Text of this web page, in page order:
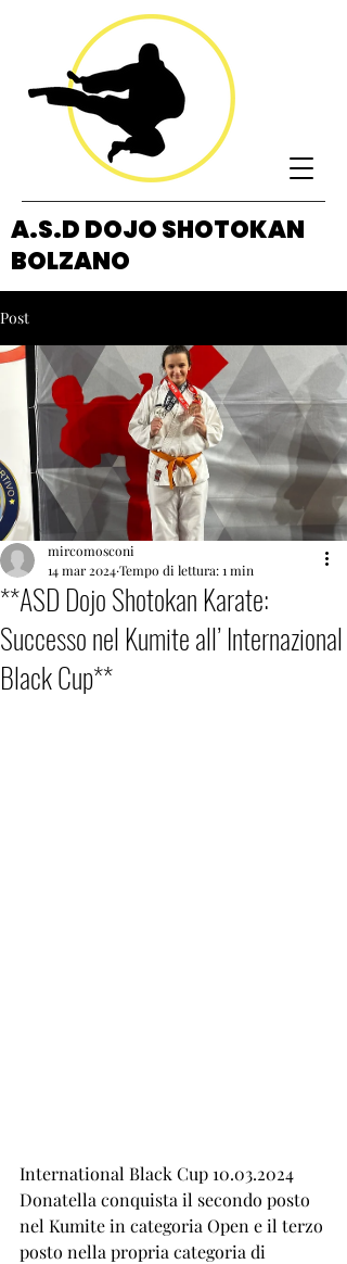
A.S.D DOJO SHOTOKAN
BOLZANO
Post
**ASD Dojo Shotokan Karate:
Successo nel Kumite all’ Internazional
Black Cup**
mircomosconi
14 mar 2024Tempo di lettura: 1 min
International Black Cup 10.03.2024
Donatella conquista il secondo posto
nel Kumite in categoria Open e il terzo
posto nella propria categoria di